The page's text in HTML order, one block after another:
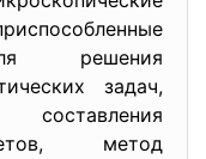
решения
задач,
метод